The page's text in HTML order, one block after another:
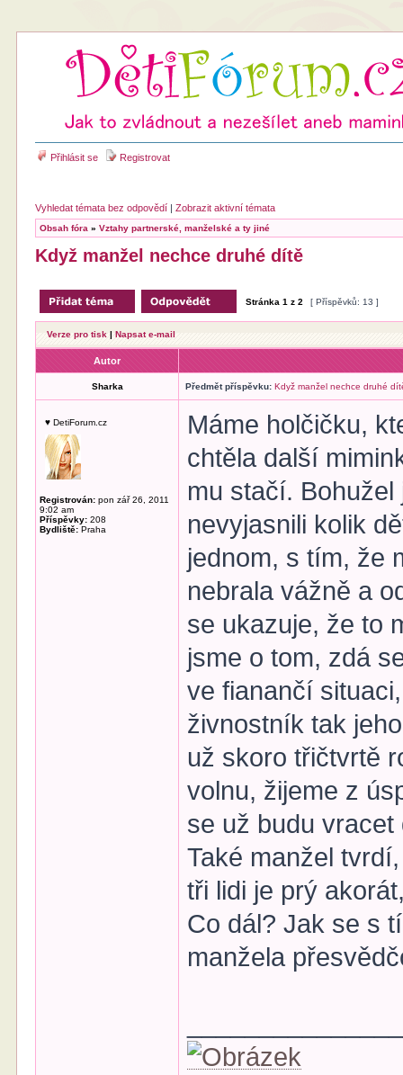
Přihlásit se Registrovat
Vyhledat témata bez odpovědí |Zobrazit aktivní témata
Obsah fóra »Vztahy partnerské, manželské a ty jiné
Když manžel nechce druhé dítě
Stránka1 z2 [ Příspěvků: 13 ]
Verze pro tisk |Napsat e-mail
Autor
Sharka Předmět příspěvku: Když manžel nechce druhé
♥ DetiForum.cz
Registrován: pon zář 26, 2011
9:02 am
Příspěvky: 208
Bydliště: Praha
Máme holčičku,
chtěla další
mu stačí.
nevyjasnili kolik
jednom, s tím, že
nebrala vážně a
se ukazuje, že to
jsme o tom, zdá
ve fianančí
živnostník tak
už skoro třičtvrtě
volnu, žijeme z
se už budu
Také manžel
tři lidi je prý
Co dál? Jak se s
manžela